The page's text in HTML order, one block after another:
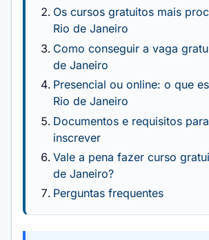
Os cursos gratuitos mais
Rio de Janeiro
Como conseguir a vaga
de Janeiro
Presencial ou online: o que
Rio de Janeiro
Documentos e requisitos
inscrever
Vale a pena fazer curso
de Janeiro?
Perguntas frequentes